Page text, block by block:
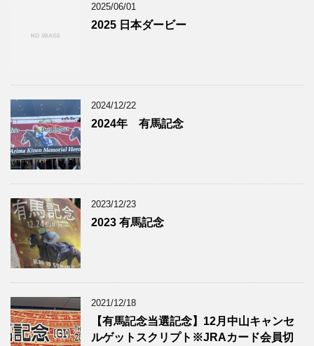
2025/06/01
2025 日本ダービー
2024/12/22
2024年 有馬記念
2023/12/23
2023 有馬記念
2021/12/18
【有馬記念当選記念】12月中山キャンセ
ルゲットスクリプト※JRAカード会員切